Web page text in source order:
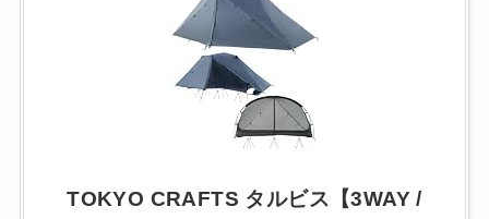
TOKYO CRAFTS タルビス【3WAY /